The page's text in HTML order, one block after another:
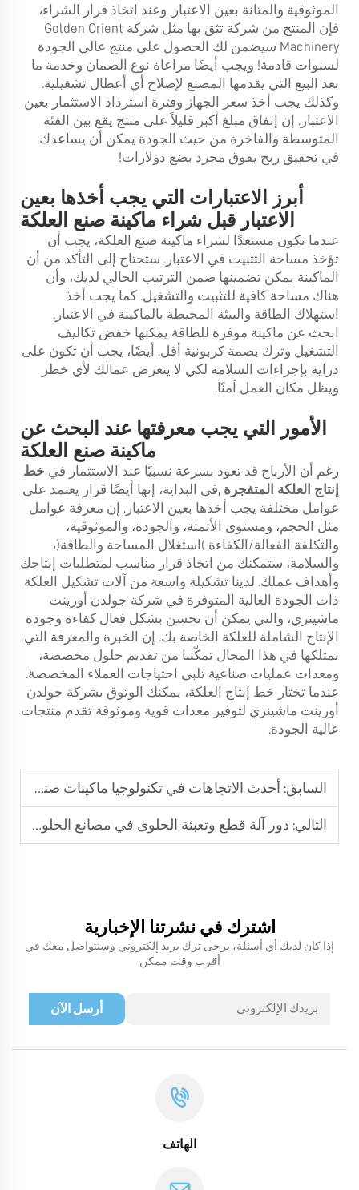
الموثوقية والمتانة بعين الاعتبار. وعند اتخاذ قرار الشراء،
فإن المنتج من شركة تثق بها مثل شركة Golden Orient
Machinery سيضمن لك الحصول على منتج عالي الجودة
لسنوات قادمة! ويجب أيضًا مراعاة نوع الضمان وخدمة ما
بعد البيع التي يقدمها المصنع لإصلاح أي أعطال تشغيلية.
وكذلك يجب أخذ سعر الجهاز وفترة استرداد الاستثمار بعين
الاعتبار. إن إنفاق مبلغ أكبر قليلاً على منتج يقع بين الفئة
المتوسطة والفاخرة من حيث الجودة يمكن أن يساعدك
في تحقيق ربح يفوق مجرد بضع دولارات!
أبرز الاعتبارات التي يجب أخذها بعين
الاعتبار قبل شراء ماكينة صنع العلكة
عندما تكون مستعدًا لشراء ماكينة صنع العلكة، يجب أن
تؤخذ مساحة التثبيت في الاعتبار. ستحتاج إلى التأكد من أن
الماكينة يمكن تضمينها ضمن الترتيب الحالي لديك، وأن
هناك مساحة كافية للتثبيت والتشغيل. كما يجب أخذ
استهلاك الطاقة والبيئة المحيطة بالماكينة في الاعتبار.
ابحث عن ماكينة موفرة للطاقة يمكنها خفض تكاليف
التشغيل وترك بصمة كربونية أقل. أيضًا، يجب أن تكون على
دراية بإجراءات السلامة لكي لا يتعرض عمالك لأي خطر
ويظل مكان العمل آمنًا.
الأمور التي يجب معرفتها عند البحث عن
ماكينة صنع العلكة
رغم أن الأرباح قد تعود بسرعة نسبيًا عند الاستثمار في خط
إنتاج العلكة المتفجرة ,في البداية، إنها أيضًا قرار يعتمد على
عوامل مختلفة يجب أخذها بعين الاعتبار. إن معرفة عوامل
مثل الحجم، ومستوى الأتمتة، والجودة، والموثوقية،
والتكلفة الفعالة/الكفاءة (استغلال المساحة والطاقة)،
والسلامة، ستمكنك من اتخاذ قرار مناسب لمتطلبات إنتاجك
وأهداف عملك. لدينا تشكيلة واسعة من آلات تشكيل العلكة
ذات الجودة العالية المتوفرة في شركة جولدن أورينت
ماشينري، والتي يمكن أن تحسن بشكل فعال كفاءة وجودة
الإنتاج الشاملة للعلكة الخاصة بك. إن الخبرة والمعرفة التي
نمتلكها في هذا المجال تمكّننا من تقديم حلول مخصصة،
ومعدات عمليات صناعية تلبي احتياجات العملاء المخصصة.
عندما تختار خط إنتاج العلكة، يمكنك الوثوق بشركة جولدن
أورينت ماشينري لتوفير معدات قوية وموثوقة تقدم منتجات
عالية الجودة.
السابق: أحدث الاتجاهات في تكنولوجيا ماكينات صنع العلكة الفقاعية
التالي: دور آلة قطع وتعبئة الحلوى في مصانع الحلوى الحديثة
اشترك في نشرتنا الإخبارية
إذا كان لديك أي أسئلة، يرجى ترك بريد إلكتروني وسنتواصل معك في
أقرب وقت ممكن
أرسل الآن
الهاتف